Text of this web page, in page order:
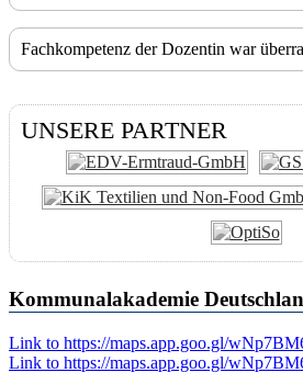
Fachkompetenz der Dozentin war
UNSERE PARTNER
Kommunalakademie
Link to https://maps.app.goo.gl/
Link to https://maps.app.goo.gl/